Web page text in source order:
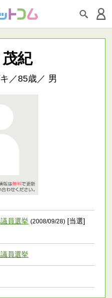
紀
／85歳／ 男
員選挙 (2008/09/28) [当選]
員選挙